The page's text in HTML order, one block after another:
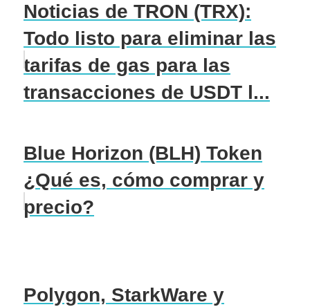
Noticias de TRON (TRX):
Todo listo para eliminar las
tarifas de gas para las
transacciones de USDT l...
Blue Horizon (BLH) Token
¿Qué es, cómo comprar y
precio?
Polygon, StarkWare y